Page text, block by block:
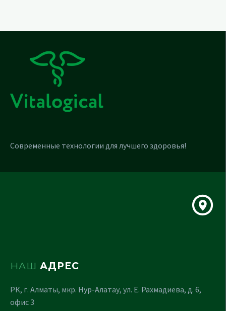
Современные технологии для лучшего здоровья!
НАШ АДРЕС
РК, г. Алматы, мкр. Нур-Алатау, ул. Е. Рахмадиева, д. 6,
офис 3